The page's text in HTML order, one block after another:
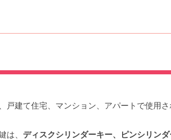
戸建て住宅、マンション、アパートで使用さ
は、 ディスクシリンダーキー、ピンシリン